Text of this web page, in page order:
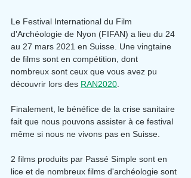
Le Festival International du Film
d'Archéologie de Nyon (FIFAN) a lieu du 24
au 27 mars 2021 en Suisse. Une vingtaine
de films sont en compétition, dont
nombreux sont ceux que vous avez pu
découvrir lors des RAN2020
Finalement, le bénéfice de la crise sanitaire
fait que nous pouvons assister à ce festival
même si nous ne vivons pas en Suisse.
2 films produits par Passé Simple sont en
lice et de nombreux films d'archéologie sont